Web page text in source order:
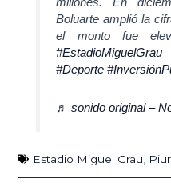
Boluarte amplió la
el monto fue
#EstadioMiguelGrau
#Deporte
♬ sonido original –
Estadio Miguel Grau
Ant